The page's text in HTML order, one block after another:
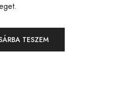
TESZEM